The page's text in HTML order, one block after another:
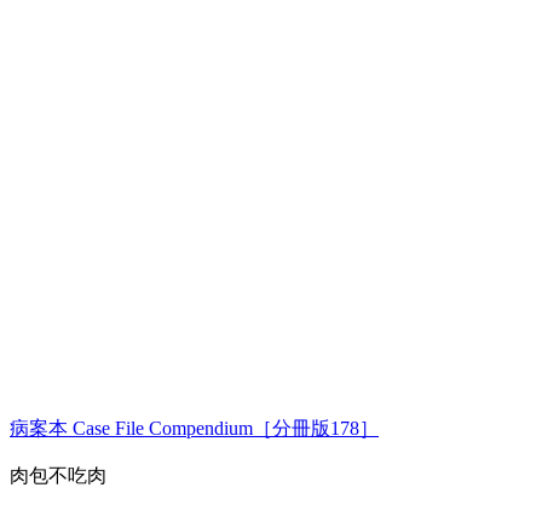
病案本 Case File Compendium［分冊版178］
肉包不吃肉